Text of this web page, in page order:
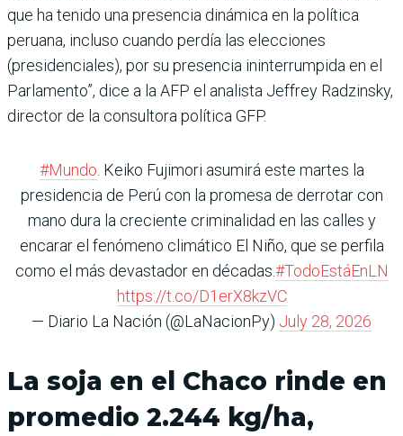
que ha tenido una presencia dinámica en la política
peruana, incluso cuando perdía las elecciones
(presidenciales), por su presencia ininterrumpida en el
Parlamento”, dice a la AFP el analista Jeffrey Radzinsky,
director de la consultora política GFP.
#Mundo . Keiko Fujimori asumirá este martes la
presidencia de Perú con la promesa de derrotar con
mano dura la creciente criminalidad en las calles y
encarar el fenómeno climático El Niño, que se perfila
como el más devastador en décadas.#TodoEstáEnLN
https://t.co/D1erX8kzVC
— Diario La Nación (@LaNacionPy) July 28, 2026
La soja en el Chaco rinde en
promedio 2.244 kg/ha,